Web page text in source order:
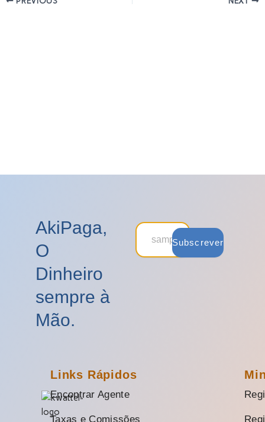
AkiPaga,
O
Dinheiro
sempre à
Mão.
Subscrever
Links Rápidos
Encontrar Agente
Taxas e Comissões